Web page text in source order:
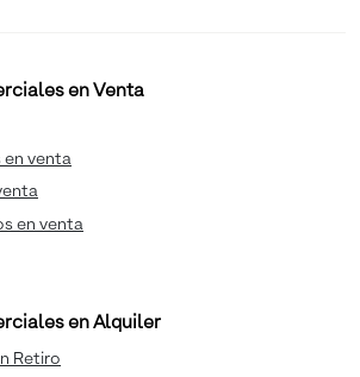
en Venta
en venta
en venta
en Alquiler
Retiro